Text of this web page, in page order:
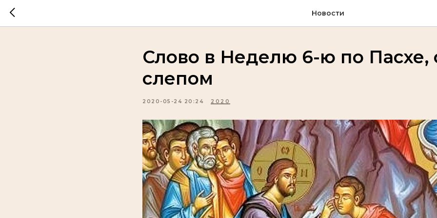
Новости
Слово в Неделю 6-ю по Пасхе,
слепом
2020-05-24 20:24 2020